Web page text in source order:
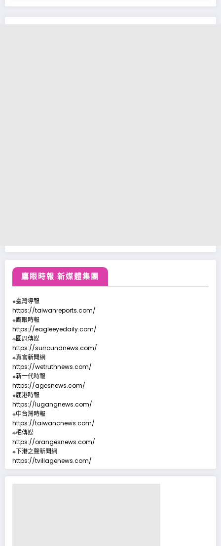
鷹眼時報 新媒體集團
※臺灣導報
https://taiwanreports.com/
※鷹眼時報
https://eagleeyedaily.com/
※圓周傳媒
https://surroundnews.com/
※真言新聞網
https://wetruthnews.com/
※新一代時報
https://agesnews.com/
※鹿港時報
https://lugangnews.com/
※中台灣時報
https://taiwancnews.com/
※橘傳媒
https://orangesnews.com/
※下港之聲新聞網
https://tvillagenews.com/